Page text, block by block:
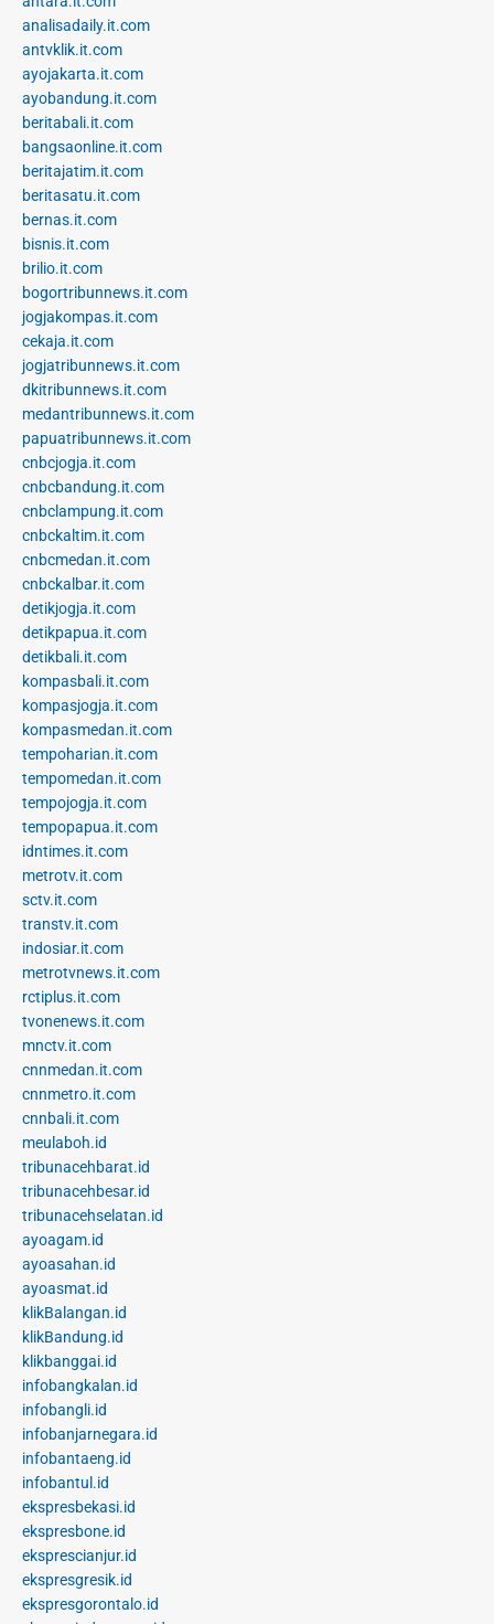
analisadaily.it.com
antvklik.it.com
ayojakarta.it.com
ayobandung.it.com
beritabali.it.com
bangsaonline.it.com
beritajatim.it.com
beritasatu.it.com
bernas.it.com
bisnis.it.com
brilio.it.com
bogortribunnews.it.com
jogjakompas.it.com
cekaja.it.com
jogjatribunnews.it.com
dkitribunnews.it.com
medantribunnews.it.com
papuatribunnews.it.com
cnbcjogja.it.com
cnbcbandung.it.com
cnbclampung.it.com
cnbckaltim.it.com
cnbcmedan.it.com
cnbckalbar.it.com
detikjogja.it.com
detikpapua.it.com
detikbali.it.com
kompasbali.it.com
kompasjogja.it.com
kompasmedan.it.com
tempoharian.it.com
tempomedan.it.com
tempojogja.it.com
tempopapua.it.com
idntimes.it.com
metrotv.it.com
sctv.it.com
transtv.it.com
indosiar.it.com
metrotvnews.it.com
rctiplus.it.com
tvonenews.it.com
mnctv.it.com
cnnmedan.it.com
cnnmetro.it.com
cnnbali.it.com
meulaboh.id
tribunacehbarat.id
tribunacehbesar.id
tribunacehselatan.id
ayoagam.id
ayoasahan.id
ayoasmat.id
klikBalangan.id
klikBandung.id
klikbanggai.id
infobangkalan.id
infobangli.id
infobanjarnegara.id
infobantaeng.id
infobantul.id
ekspresbekasi.id
ekspresbone.id
eksprescianjur.id
ekspresgresik.id
ekspresgorontalo.id